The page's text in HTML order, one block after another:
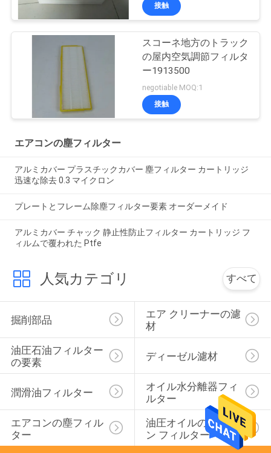
接触
スコーネ地方のトラック
の屋内空気調節フィルタ
ー1913500
negotiable MOQ:1
接触
エアコンの塵フィルター
アルミカバー プラスチックカバー 塵フィルター カートリッジ
迅速な除去 0.3 マイクロン
プレートとフレーム除塵フィルター要素 オーダーメイド
アルミカバー チャック 静止性防止フィルター カートリッジ フ
ィルムで覆われた Ptfe
人気カテゴリ すべて
掘削部品
エア クリーナーの濾
材
油圧石油フィルター
の要素
ディーゼル濾材
潤滑油フィルター
オイル水分離器フィ
ルター
エアコンの塵フィル
ター
油圧オイルのリター
ン フィルター